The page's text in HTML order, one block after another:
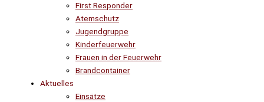
First Responder
Atemschutz
Jugendgruppe
Kinderfeuerwehr
Frauen in der Feuerwehr
Brandcontainer
Aktuelles
Einsätze